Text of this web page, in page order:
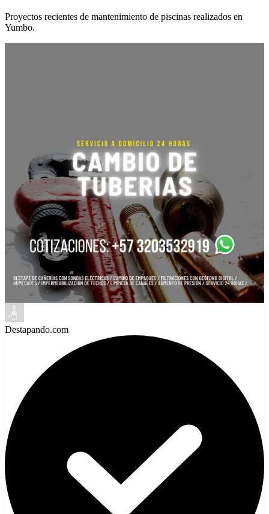
Proyectos recientes de mantenimiento de piscinas realizados en
Yumbo.
Destapando.com